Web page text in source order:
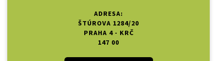
ADRESA:
ŠTÚROVA 1284/20
PRAHA 4 - KRČ
147 00